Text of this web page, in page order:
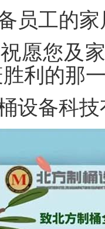
员工的
愿您及
利的那
设备科